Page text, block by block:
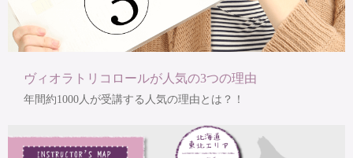
ヴィオラトリコロールが人気の3つの理由
年間約1000人が受講する人気の理由とは？！